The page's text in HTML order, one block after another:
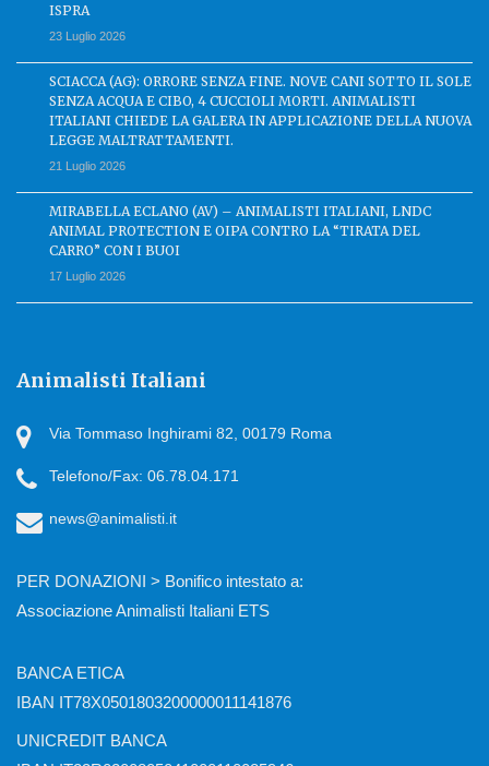
ISPRA
23 Luglio 2026
SCIACCA (AG): ORRORE SENZA FINE. NOVE CANI SOTTO IL SOLE
SENZA ACQUA E CIBO, 4 CUCCIOLI MORTI. ANIMALISTI
ITALIANI CHIEDE LA GALERA IN APPLICAZIONE DELLA NUOVA
LEGGE MALTRATTAMENTI.
21 Luglio 2026
MIRABELLA ECLANO (AV) – ANIMALISTI ITALIANI, LNDC
ANIMAL PROTECTION E OIPA CONTRO LA “TIRATA DEL
CARRO” CON I BUOI
17 Luglio 2026
Animalisti Italiani
Via Tommaso Inghirami 82, 00179 Roma
Telefono/Fax: 06.78.04.171
news@animalisti.it
PER DONAZIONI > Bonifico intestato a:
Associazione Animalisti Italiani ETS
BANCA ETICA
IBAN IT78X0501803200000011141876
UNICREDIT BANCA